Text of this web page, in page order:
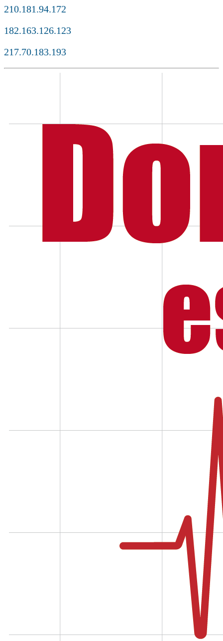
210.181.94.172
182.163.126.123
217.70.183.193